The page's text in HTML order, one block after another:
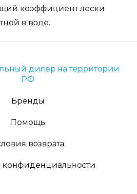
коэффициент лески
в воде.
дилер на территории
РФ
Бренды
Помощь
возврата
конфиденциальности